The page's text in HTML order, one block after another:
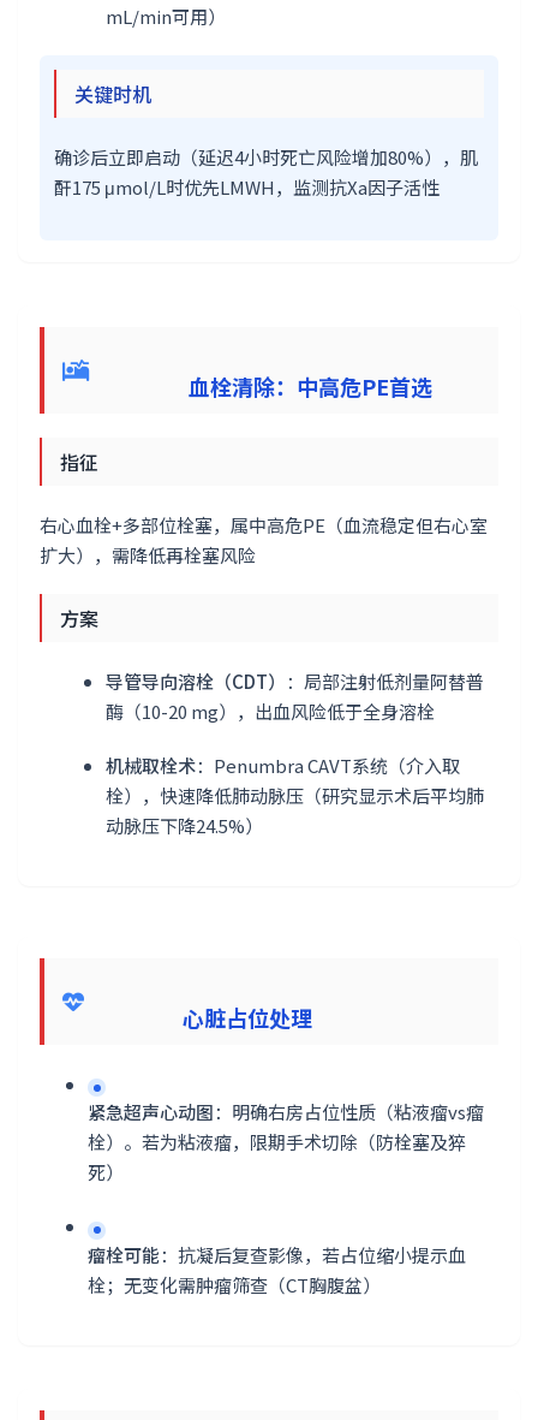
mL/min可用）
关键时机
确诊后立即启动（延迟4小时死亡风险增加80%），肌
酐175 μmol/L时优先LMWH，监测抗Xa因子活性
血栓清除：中高危PE首选
指征
右心血栓+多部位栓塞，属中高危PE（血流稳定但右心室
扩大），需降低再栓塞风险
方案
导管导向溶栓（CDT）
：局部注射低剂量阿替普
酶（10-20 mg），出血风险低于全身溶栓
机械取栓术：Penumbra CAVT系统（介入取
栓），快速降低肺动脉压（研究显示术后平均肺
动脉压下降24.5%）
心脏占位处理
紧急超声心动图：明确右房占位性质（粘液瘤vs瘤
栓）。若为粘液瘤，限期手术切除（防栓塞及猝
死）
瘤栓可能：抗凝后复查影像，若占位缩小提示血
栓；无变化需肿瘤筛查（CT胸腹盆）